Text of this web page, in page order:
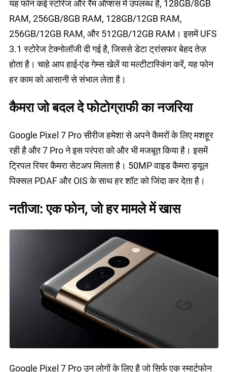
यह फोन कई स्टोरेज और रैम ऑप्शंस में उपलब्ध है, 128GB/8GB
RAM, 256GB/8GB RAM, 128GB/12GB RAM,
256GB/12GB RAM, और 512GB/12GB RAM। इसमें UFS
3.1 स्टोरेज टेक्नोलॉजी दी गई है, जिससे डेटा ट्रांसफर बेहद तेज़
होता है। चाहे आप हाई-एंड गेम्स खेलें या मल्टीटास्किंग करें, यह फोन
हर काम को आसानी से संभाल लेता है।
कैमरा जो बदल दे फोटोग्राफी का नजरिया
Google Pixel 7 Pro सीरीज हमेशा से अपने कैमरों के लिए मशहूर
रही है और 7 Pro ने इस परंपरा को और भी मजबूत किया है। इसमें
ट्रिपल रियर कैमरा सेटअप मिलता है। 50MP वाइड कैमरा ड्यूल
पिक्सल PDAF और OIS के साथ हर शॉट को जिंदा कर देता है।
नतीजा: एक फोन, जो हर मामले में खास
Google Pixel 7 Pro उन लोगों के लिए है जो सिर्फ एक स्मार्टफोन